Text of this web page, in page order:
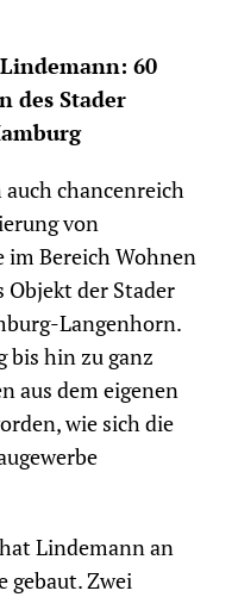
60
des Stader
chancenreich
von
im Bereich Wohnen
Objekt der Stader
Langenhorn.
bis hin zu ganz
aus dem eigenen
wie sich die
Lindemann an
gebaut. Zwei